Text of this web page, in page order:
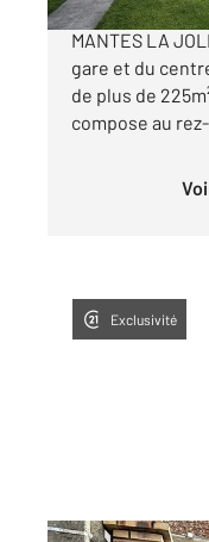
Située dans un
MANTES LA
gare et du
de plus de
compose au
Exclusivité